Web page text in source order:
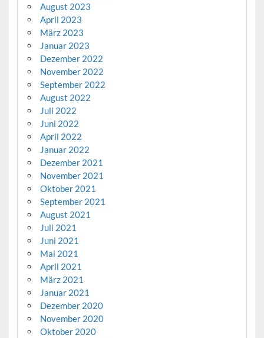
August 2023
April 2023
März 2023
Januar 2023
Dezember 2022
November 2022
September 2022
August 2022
Juli 2022
Juni 2022
April 2022
Januar 2022
Dezember 2021
November 2021
Oktober 2021
September 2021
August 2021
Juli 2021
Juni 2021
Mai 2021
April 2021
März 2021
Januar 2021
Dezember 2020
November 2020
Oktober 2020